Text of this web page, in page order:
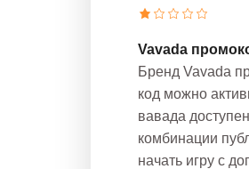
Vavada
Бренд Vavada
код можно
вавада
комбинации
начать игру с